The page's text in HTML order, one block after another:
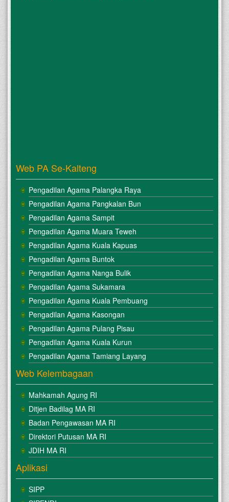
Web PA Se-Kalteng
Pengadilan Agama Palangka Raya
Pengadilan Agama Pangkalan Bun
Pengadilan Agama Sampit
Pengadilan Agama Muara Teweh
Pengadilan Agama Kuala Kapuas
Pengadilan Agama Buntok
Pengadilan Agama Nanga Bulik
Pengadilan Agama Sukamara
Pengadilan Agama Kuala Pembuang
Pengadilan Agama Kasongan
Pengadilan Agama Pulang Pisau
Pengadilan Agama Kuala Kurun
Pengadilan Agama Tamiang Layang
Web Kelembagaan
Mahkamah Agung RI
Ditjen Badilag MA RI
Badan Pengawasan MA RI
Direktori Putusan MA RI
JDIH MA RI
Aplikasi
SIPP